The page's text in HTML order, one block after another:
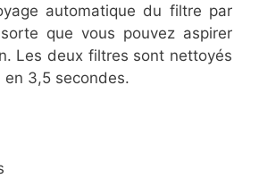
automatique du filtre par
que vous pouvez aspirer
Les deux filtres sont nettoyés
en 3,5 secondes.